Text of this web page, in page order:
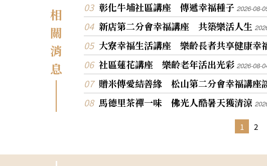
相
關
消
息
彰化牛埔社區講座 傳遞幸福種子 2026-08-
新店第二分會幸福講座 共築樂活人生
大寮幸福生活講座 樂齡長者共享健康幸
社區蓮花講座 樂齡老年活出光彩 2026-08-
贈米傳愛結善緣 松山第二分會幸福講座
馬德里茶禪一味 佛光人酷暑天獲清涼
1 2